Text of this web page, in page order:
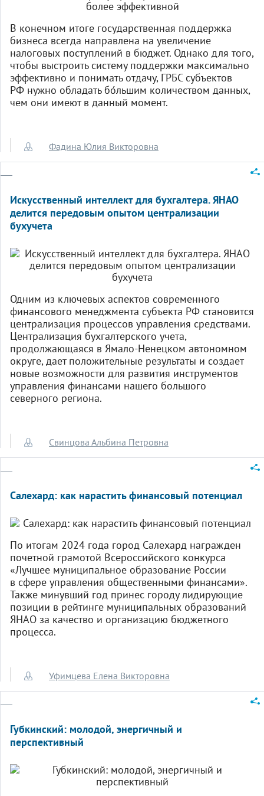
В конечном итоге государственная поддержка
бизнеса всегда направлена на увеличение
налоговых поступлений в бюджет. Однако для того,
чтобы выстроить систему поддержки максимально
эффективно и понимать отдачу, ГРБС субъектов
РФ нужно обладать бо́льшим количеством данных,
чем они имеют в данный момент.
Фадина Юлия Викторовна
Искусственный интеллект для бухгалтера. ЯНАО
делится передовым опытом централизации
бухучета
Одним из ключевых аспектов современного
финансового менеджмента субъекта РФ становится
централизация процессов управления средствами.
Централизация бухгалтерского учета,
продолжающаяся в Ямало-Ненецком автономном
округе, дает положительные результаты и создает
новые возможности для развития инструментов
управления финансами нашего большого
северного региона.
Свинцова Альбина Петровна
Салехард: как нарастить финансовый потенциал
По итогам 2024 года город Салехард награжден
почетной грамотой Всероссийского конкурса
«Лучшее муниципальное образование России
в сфере управления общественными финансами».
Также минувший год принес городу лидирующие
позиции в рейтинге муниципальных образований
ЯНАО за качество и организацию бюджетного
процесса.
Уфимцева Елена Викторовна
Губкинский: молодой, энергичный и
перспективный